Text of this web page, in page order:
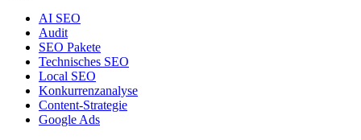
AI SEO
Audit
SEO Pakete
Technisches SEO
Local SEO
Konkurrenzanalyse
Content-Strategie
Google Ads